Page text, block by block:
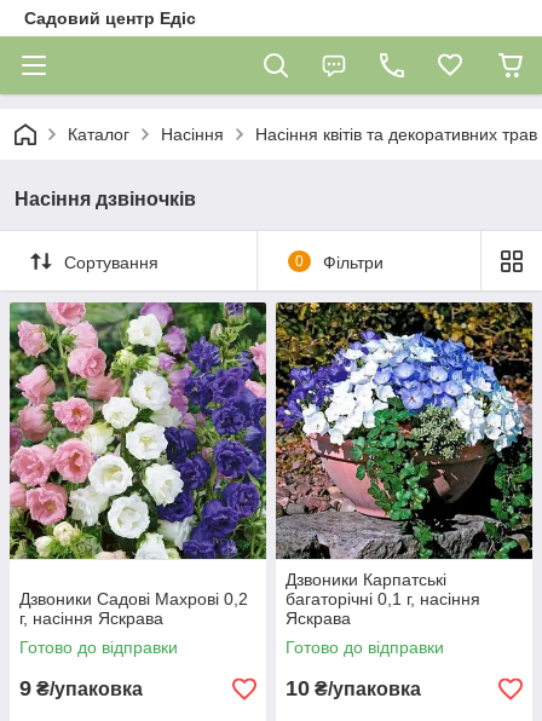
Садовий центр Едіс
Каталог Насіння Насіння квітів та декоративних трав
Насіння дзвіночків
Сортування 0 Фільтри
Дзвоники Садові Махрові 0,2
г, насіння Яскрава
Готово до відправки
9 ₴/упаковка
Дзвоники Карпатські
багаторічні 0,1 г, насіння
Яскрава
Готово до відправки
10 ₴/упаковка